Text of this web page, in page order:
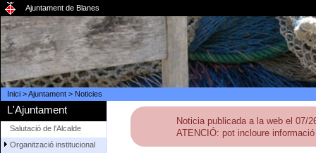
Ajuntament de Blanes
Inici>Ajuntament> Noticies
L'Ajuntament
Salutació de l'Alcalde
Organització institucional
Noticia publicada a la web el 07/
ATENCIÓ: pot incloure